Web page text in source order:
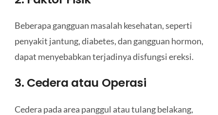
Beberapa gangguan masalah kesehatan, seperti
penyakit jantung, diabetes, dan gangguan hormon,
dapat menyebabkan terjadinya disfungsi ereksi.
3. Cedera atau Operasi
Cedera pada area panggul atau tulang belakang,